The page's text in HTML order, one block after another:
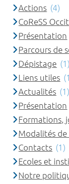
Actions (4)
CoReSS
Présentation
Parcours de
Dépistage (1)
Liens utiles
Actualités (1)
Présentation
Formations,
Modalités de
Contacts (1)
Ecoles et
Notre